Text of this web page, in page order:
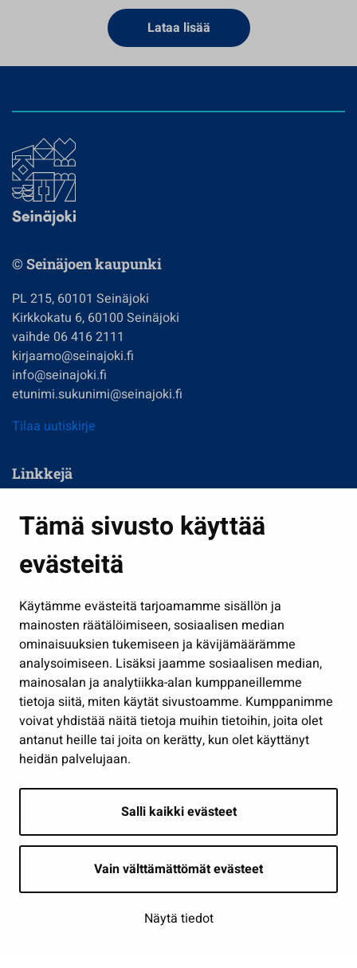
Tämä sivusto käyttää
evästeitä
Käytämme evästeitä tarjoamamme sisällön ja
mainosten räätälöimiseen, sosiaalisen median
ominaisuuksien tukemiseen ja kävijämäärämme
analysoimiseen. Lisäksi jaamme sosiaalisen median,
mainosalan ja analytiikka-alan kumppaneillemme
tietoja siitä, miten käytät sivustoamme. Kumppanimme
voivat yhdistää näitä tietoja muihin tietoihin, joita olet
antanut heille tai joita on kerätty, kun olet käyttänyt
heidän palvelujaan.
Salli kaikki evästeet
Vain välttämättömät evästeet
Näytä tiedot
Lataa lisää
© Seinäjoen kaupunki
PL 215, 60101 Seinäjoki
Kirkkokatu 6, 60100 Seinäjoki
vaihde 06 416 2111
kirjaamo@seinajoki.fi
info@seinajoki.fi
etunimi.sukunimi@seinajoki.fi
Tilaa uutiskirje
Linkkejä
Kasvatus ja opetus
Kulttuuri ja liikunta
Työ ja yrittäminen
Osallistu ja asioi
Näytä omat evästeasetukseni
Seuraa meitä
Saavutettavuusseloste | © Seinäjoki 2026